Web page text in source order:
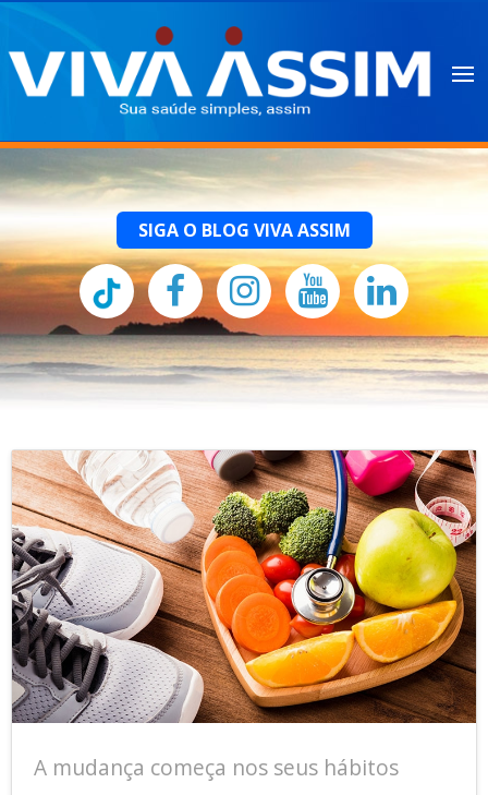
SIGA O BLOG VIVA ASSIM
A mudança começa nos seus hábitos